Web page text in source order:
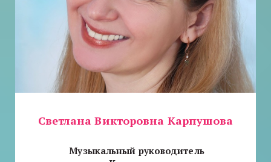
Светлана Викторовна Карпушова
Музыкальный руководитель